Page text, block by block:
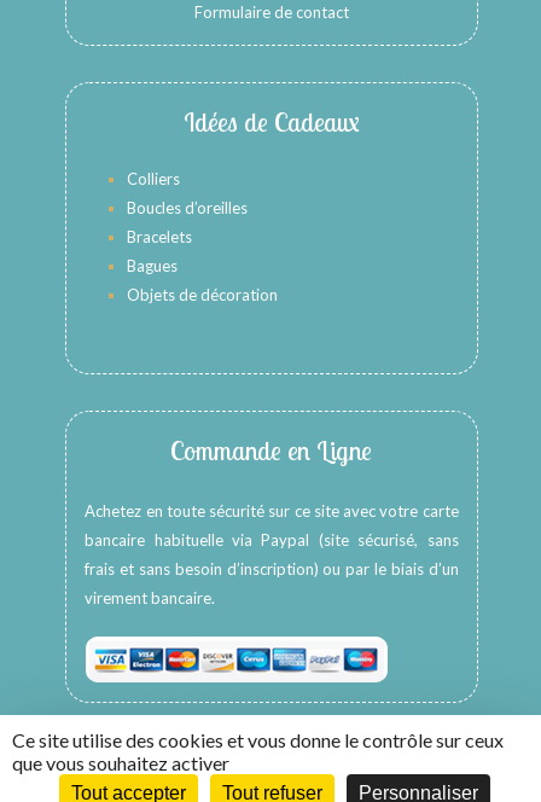
Formulaire de contact
Idées de Cadeaux
Colliers
Boucles d’oreilles
Bracelets
Bagues
Objets de décoration
Commande en Ligne
Achetez en toute sécurité sur ce site avec votre carte
bancaire habituelle via Paypal (site sécurisé, sans
frais et sans besoin d’inscription) ou par le biais d’un
virement bancaire.
Ce site utilise des cookies et vous donne le contrôle sur ceux
que vous souhaitez activer
Tout accepter Tout refuser Personnaliser